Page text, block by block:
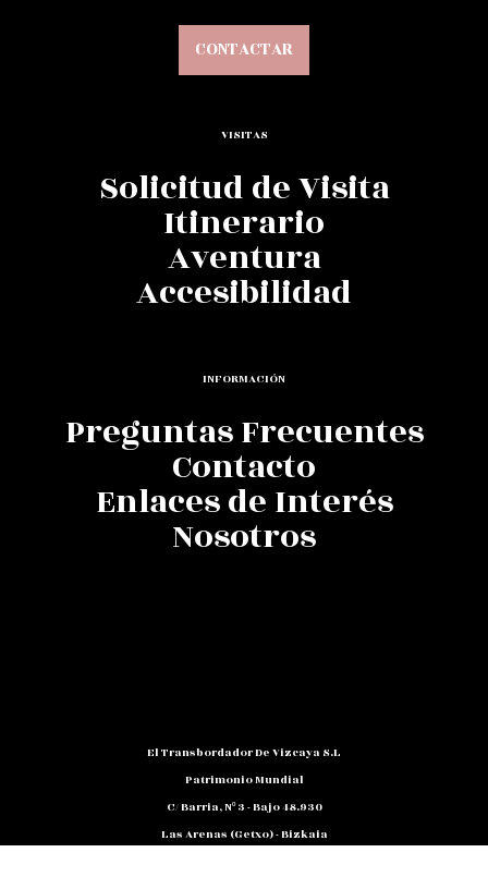
CONTACTAR
VISITAS
Solicitud de Visita
Itinerario
Aventura
Accesibilidad
INFORMACIÓN
Preguntas Frecuentes
Contacto
Enlaces de Interés
Nosotros
El Transbordador De Vizcaya S.L
Patrimonio Mundial
C/ Barria, Nº 3 - Bajo 48.930
Las Arenas (Getxo) - Bizkaia